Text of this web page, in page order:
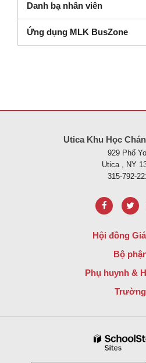
Danh bạ nhân viên
Ứng dụng MLK BusZone
Utica Khu Học
929 Phố
Utica , NY
315-792-
Hội đồng
Bộ
Phụ huynh &
Trường